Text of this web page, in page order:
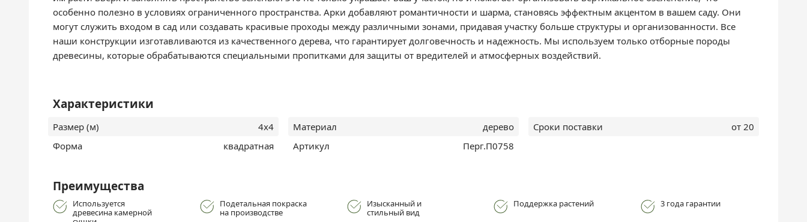
особенно полезно в условиях ограниченного пространства. Арки добавляют романтичности и шарма, становясь эффектным акцентом в вашем саду. Они
могут служить входом в сад или создавать красивые проходы между различными зонами, придавая участку больше структуры и организованности. Все
наши конструкции изготавливаются из качественного дерева, что гарантирует долговечность и надежность. Мы используем только отборные породы
древесины, которые обрабатываются специальными пропитками для защиты от вредителей и атмосферных воздействий.
Характеристики
Размер (м)
4х4
Форма
квадратная
Материал
дерево
Артикул
Перг.П0758
Сроки поставки от 20
Преимущества
Используется
древесина камерной
Подетальная покраска
на производстве
Изысканный и
стильный вид
Поддержка растений 3 года гарантии